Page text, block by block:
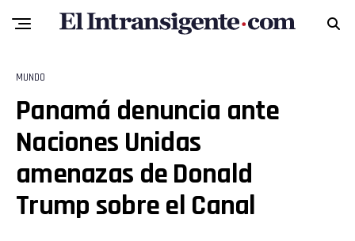
MUNDO
Panamá denuncia ante
Naciones Unidas
amenazas de Donald
Trump sobre el Canal